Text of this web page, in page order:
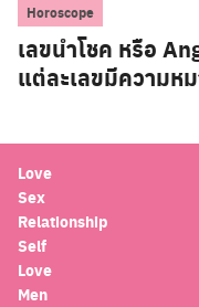
Horoscope
เลขนำโชค หรือ
แต่ละเลขมีความห
Love
Sex
Relationship
Self
Love
Men